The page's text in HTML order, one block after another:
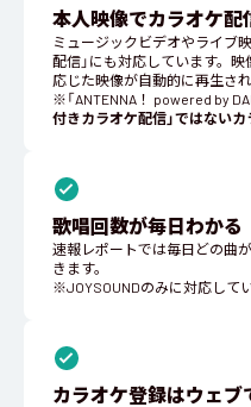
本人映像でカラオケ配
ミュージックビデオやライブ
配信」にも対応しています。
応じた映像が自動的に再生され
※「ANTENNA！ powered by
付きカラオケ配信」ではない
歌唱回数が毎日わかる
速報レポートでは毎日どの曲
きます。
※JOYSOUNDのみに対応して
カラオケ登録はウェブ